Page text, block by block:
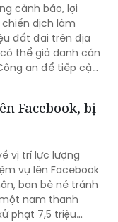
cảnh báo, lợi
dịch làm
đất đai trên địa
thể giả danh cán
an để tiếp cận,
Facebook, bị
vị trí lực lượng
vụ lên Facebook
bạn bè né tránh
nam thanh
phạt 7,5 triệu